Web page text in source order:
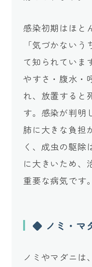
感染初期はほと
「気づかない
て知られていま
やすさ・腹水・
れ、放置すると
す。感染が判明
肺に大きな負担
く、成虫の駆除
に大きいため、
重要な病気です。
◆ ノミ・マ
ノミやマダニは